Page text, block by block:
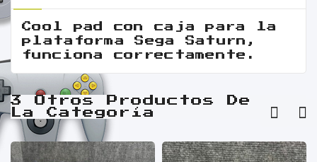
Cool pad con caja para la
plataforma Sega Saturn,
funciona correctamente.
3 Otros Productos De
La Categoría